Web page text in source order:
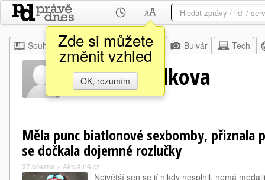
Zde si můžete
změnit vzhled
OK, rozumím
Souhrn Moje Z domova Bulvár Tech
Paulina Fialkova
Měla punc biatlonové sexbomby, přiznala
se dočkala dojemné rozlučky
27.března » Aktuálně.cz
Největší sen se jí nikdy nesplnil, nemá